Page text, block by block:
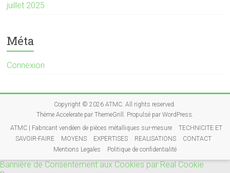
juillet 2025
Méta
Connexion
Copyright © 2026ATMC. All rights reserved.
Thème Acceleratepar ThemeGrill. Propulsé par WordPress.
ATMC | Fabricant vendéen de pièces métalliques sur-mesure
TECHNICITE ET
SAVOIR-FAIRE
MOYENS EXPERTISES REALISATIONS
CONTACT
Mentions Legales
Politique de confidentialité
Bannière de Consentement aux Cookies par Real Cookie